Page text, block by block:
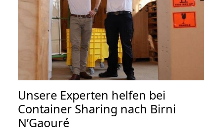
Unsere Experten helfen bei
Container Sharing nach Birni
N’Gaouré